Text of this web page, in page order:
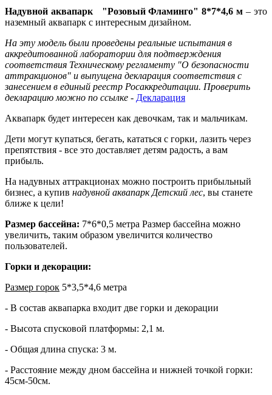
Надувной аквапарк "Розовый Фламинго" 8*7*4,6 м – это
наземный аквапарк с интересным дизайном.
На эту модель были проведены реальные испытания в
аккредитованной лаборатории для подтверждения
соответствия Техническому регламенту "О безопасности
аттракционов" и выпущена декларация соответствия с
занесением в единый реестр Росаккредитации. Проверить
декларацию можно по ссылке - Декларация
Аквапарк будет интересен как девочкам, так и мальчикам.
Дети могут купаться, бегать, кататься с горки, лазить через
препятствия - все это доставляет детям радость, а вам
прибыль.
На надувных аттракционах можно построить прибыльный
бизнес, а купив надувной аквапарк Детский лес, вы станете
ближе к цели!
Размер бассейна: 7*6*0,5 метра Размер бассейна можно
увеличить, таким образом увеличится количество
пользователей.
Горки и декорации:
Размер горок 5*3,5*4,6 метра
- В состав аквапарка входит две горки и декорации
- Высота спусковой платформы: 2,1 м.
- Общая длина спуска: 3 м.
- Расстояние между дном бассейна и нижней точкой горки:
45см-50см.